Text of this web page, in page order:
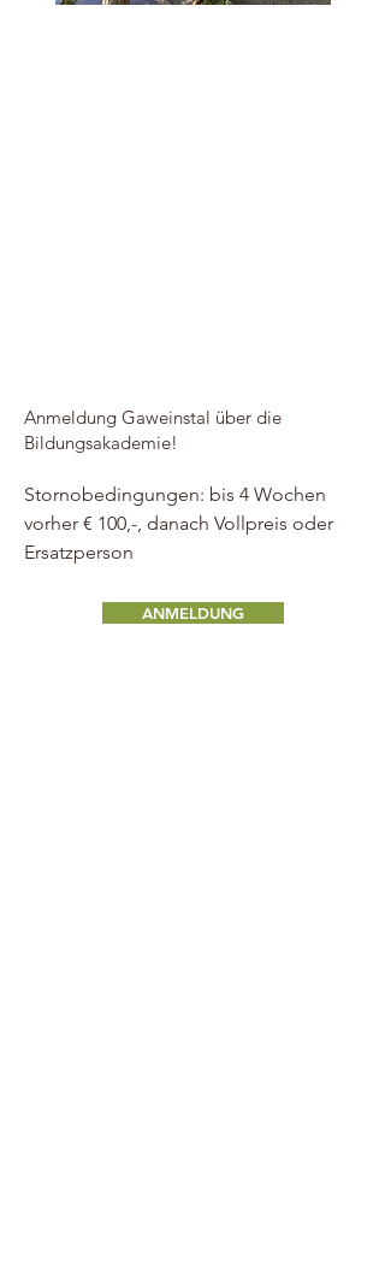
Anmeldung Gaweinstal über die
Bildungsakademie!
Stornobedingungen: bis 4 Wochen
vorher € 100,-, danach Vollpreis oder
Ersatzperson
ANMELDUNG